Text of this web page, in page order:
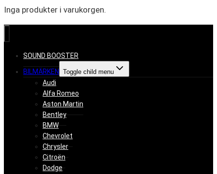
Inga produkter i varukorgen.
SOUND BOOSTER
BILMÄRKEN Toggle child menu
Audi
Alfa Romeo
Aston Martin
Bentley
BMW
Chevrolet
Chrysler
Citroën
Dodge